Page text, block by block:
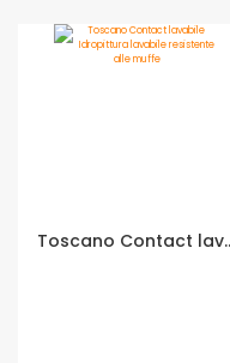
Toscano Contact lavabile